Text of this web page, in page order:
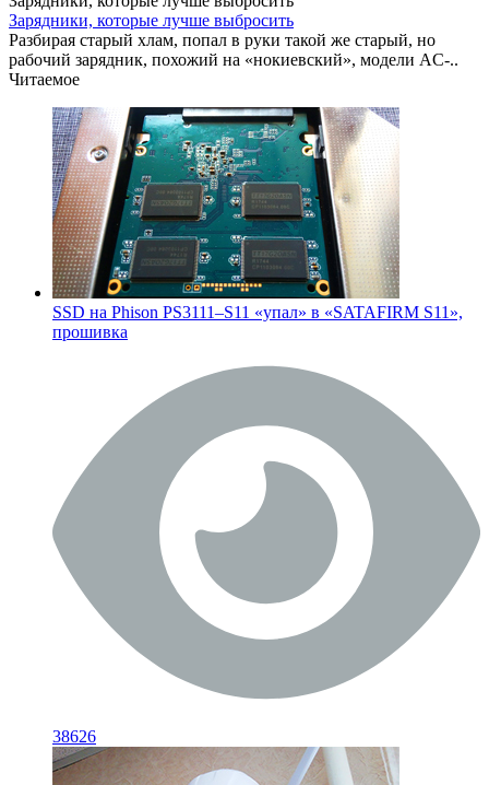
Зарядники, которые лучше выбросить
Разбирая старый хлам, попал в руки такой же старый, но
рабочий зарядник, похожий на «нокиевский», модели AC-..
Читаемое
SSD на Phison PS3111–S11 «упал» в «SATAFIRM S11»,
прошивка
38626